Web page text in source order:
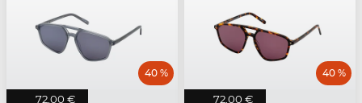
72,00 €
40 %
72,00 €
40 %